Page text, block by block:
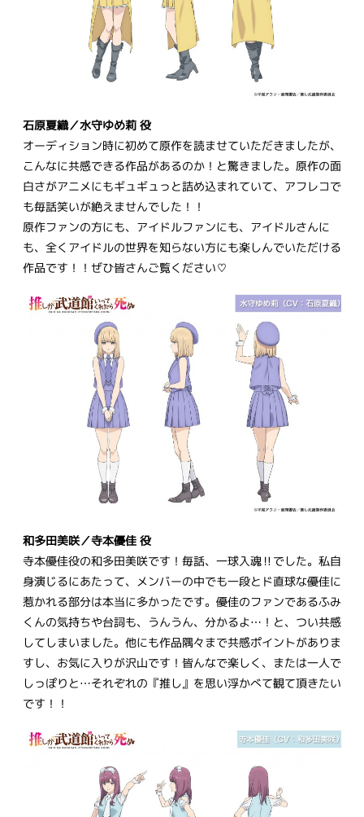
石原夏織／水守ゆめ莉 役
オーディション時に初めて原作を読ませていただきましたが、
こんなに共感できる作品があるのか！と驚きました。原作の面
白さがアニメにもギュギュっと詰め込まれていて、アフレコで
も毎話笑いが絶えませんでした！！
原作ファンの方にも、アイドルファンにも、アイドルさんに
も、全くアイドルの世界を知らない方にも楽しんでいただける
作品です！！ぜひ皆さんご覧ください♡
和多田美咲／寺本優佳 役
寺本優佳役の和多田美咲です！毎話、一球入魂‼︎でした。私自
身演じるにあたって、メンバーの中でも一段とド直球な優佳に
惹かれる部分は本当に多かったです。優佳のファンであるふみ
くんの気持ちや台詞も、うんうん、分かるよ…！と、つい共感
してしまいました。他にも作品隅々まで共感ポイントがありま
すし、お気に入りが沢山です！皆んなで楽しく、または一人で
しっぽりと…それぞれの『推し』を思い浮かべて観て頂きたい
です！！